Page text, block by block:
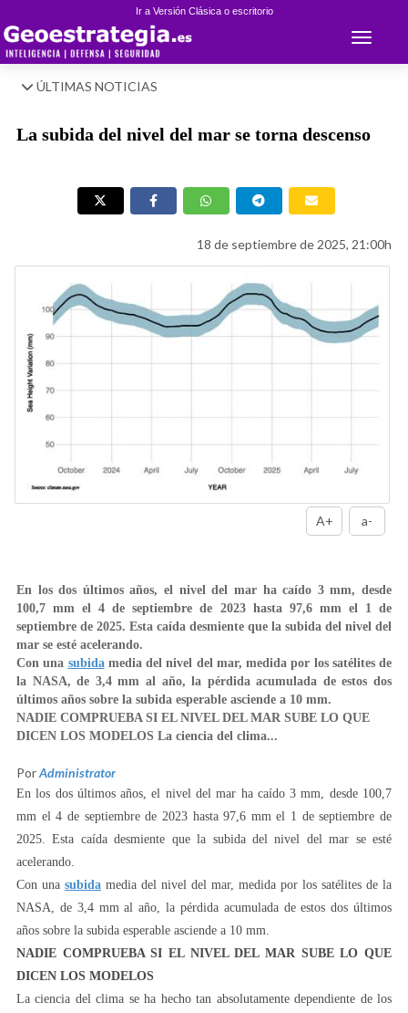
Ir a Versión Clásica o escritorio
Toggle
ÚLTIMAS NOTICIAS
La subida del nivel del mar se torna descenso
18 de septiembre de 2025, 21:00h
A+ a-
En los dos últimos años, el nivel del mar ha caído 3 mm, desde
100,7 mm el 4 de septiembre de 2023 hasta 97,6 mm el 1 de
septiembre de 2025. Esta caída desmiente que la subida del nivel del
mar se esté acelerando.
Con una subidamedia del nivel del mar, medida por los satélites de
la NASA, de 3,4 mm al año, la pérdida acumulada de estos dos
últimos años sobre la subida esperable asciende a 10 mm.
NADIE COMPRUEBA SI EL NIVEL DEL MAR SUBE LO QUE
DICEN LOS MODELOS La ciencia del clima...
PorAdministrator
En los dos últimos años, el nivel del mar ha caído 3 mm, desde 100,7
mm el 4 de septiembre de 2023 hasta 97,6 mm el 1 de septiembre de
2025. Esta caída desmiente que la subida del nivel del mar se esté
acelerando.
Con una subida media del nivel del mar, medida por los satélites de la
NASA, de 3,4 mm al año, la pérdida acumulada de estos dos últimos
años sobre la subida esperable asciende a 10 mm.
NADIE COMPRUEBA SI EL NIVEL DEL MAR SUBE LO QUE
DICEN LOS MODELOS
La ciencia del clima se ha hecho tan absolutamente dependiente de los